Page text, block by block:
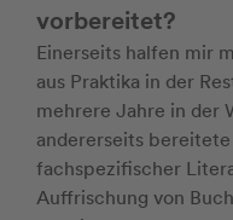
vorbereitet?
Einerseits halfen mir
aus Praktika in der
mehrere Jahre in der
andererseits
fachspezifischer
Auffrischung von